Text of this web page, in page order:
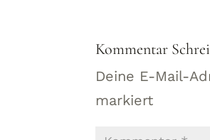
Kommentar
Deine E-Mail-
markiert